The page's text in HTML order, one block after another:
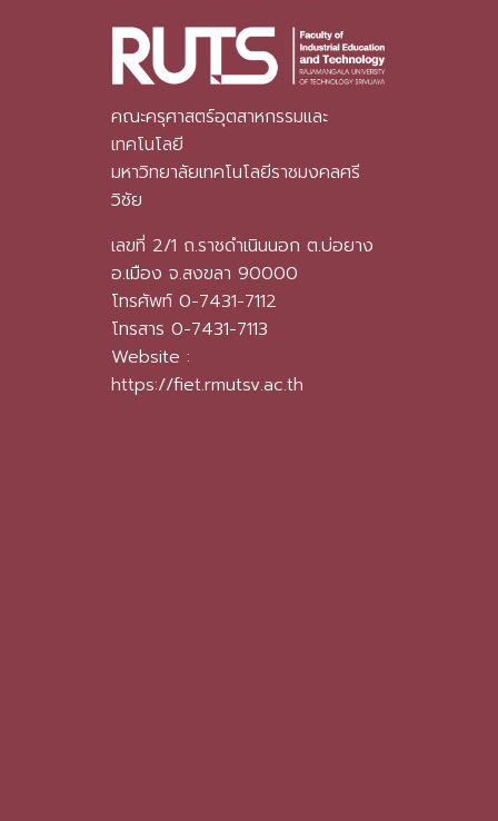
คณะครุศาสตร์อุตสาหกรรมและ
เทคโนโลยี
มหาวิทยาลัยเทคโนโลยีราชมงคลศรี
วิชัย
เลขที่ 2/1 ถ.ราชดำเนินนอก ต.บ่อยาง
อ.เมือง จ.สงขลา 90000
โทรศัพท์ 0-7431-7112
โทรสาร 0-7431-7113
Website :
https://fiet.rmutsv.ac.th